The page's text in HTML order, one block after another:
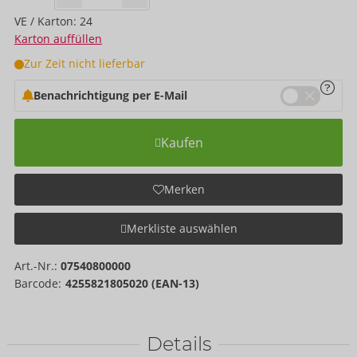
VE / Karton: 24
Karton auffüllen
Zur Zeit nicht lieferbar
Benachrichtigung per E-Mail
Kaufen
Merken
Merkliste auswählen
Art.-Nr.: 07540800000
Barcode: 4255821805020 (EAN-13)
Details